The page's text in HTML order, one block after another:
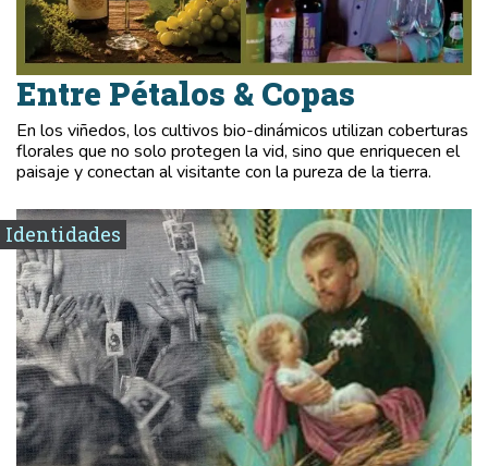
Entre Pétalos & Copas
En los viñedos, los cultivos bio-dinámicos utilizan coberturas
florales que no solo protegen la vid, sino que enriquecen el
paisaje y conectan al visitante con la pureza de la tierra.
Identidades